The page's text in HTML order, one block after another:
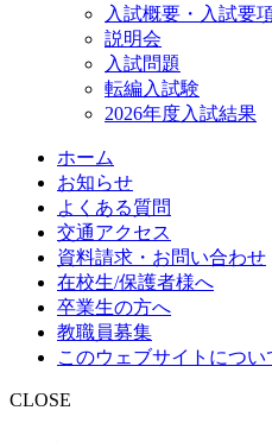
入試概要・入試要
説明会
入試問題
転編入試験
2026年度入試結果
ホーム
お知らせ
よくある質問
交通アクセス
資料請求・お問い合わせ
在校生/保護者様へ
卒業生の方へ
教職員募集
このウェブサイトについ
CLOSE